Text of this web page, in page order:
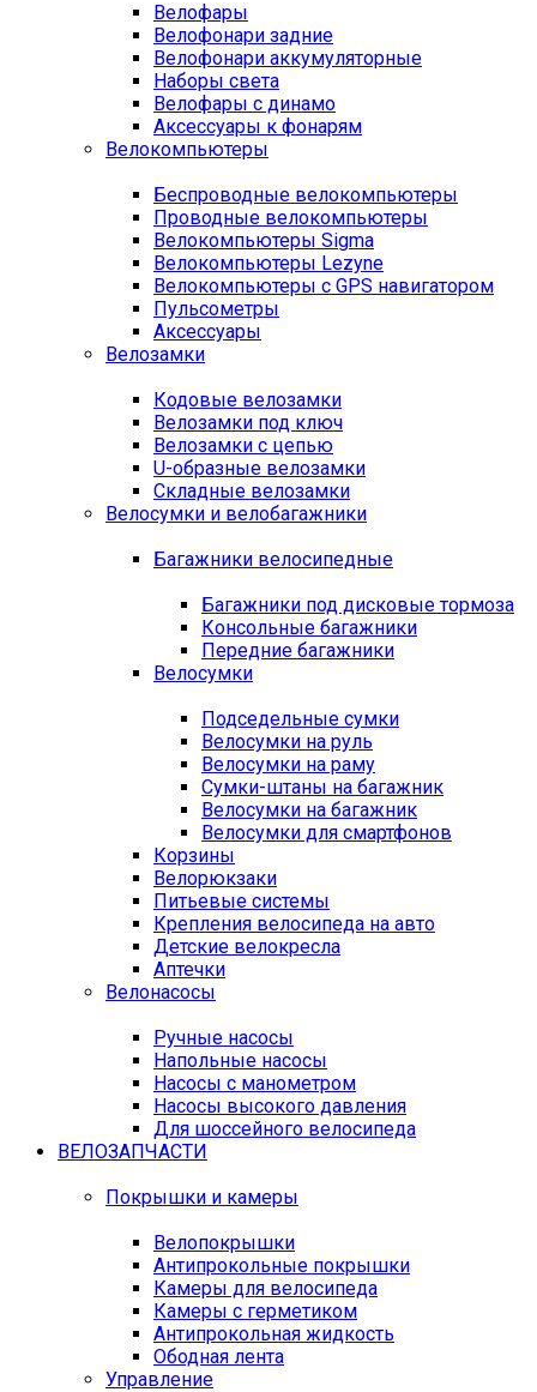
Велофары
Велофонари задние
Велофонари аккумуляторные
Наборы света
Велофары с динамо
Аксессуары к фонарям
Велокомпьютеры
Беспроводные велокомпьютеры
Проводные велокомпьютеры
Велокомпьютеры Sigma
Велокомпьютеры Lezyne
Велокомпьютеры с GPS навигатором
Пульсометры
Аксессуары
Велозамки
Кодовые велозамки
Велозамки под ключ
Велозамки с цепью
U-образные велозамки
Складные велозамки
Велосумки и велобагажники
Багажники велосипедные
Багажники под дисковые тормоза
Консольные багажники
Передние багажники
Велосумки
Подседельные сумки
Велосумки на руль
Велосумки на раму
Сумки-штаны на багажник
Велосумки на багажник
Велосумки для смартфонов
Корзины
Велорюкзаки
Питьевые системы
Крепления велосипеда на авто
Детские велокресла
Аптечки
Велонасосы
Ручные насосы
Напольные насосы
Насосы с манометром
Насосы высокого давления
Для шоссейного велосипеда
ВЕЛОЗАПЧАСТИ
Покрышки и камеры
Велопокрышки
Антипрокольные покрышки
Камеры для велосипеда
Камеры с герметиком
Антипрокольная жидкость
Ободная лента
Управление